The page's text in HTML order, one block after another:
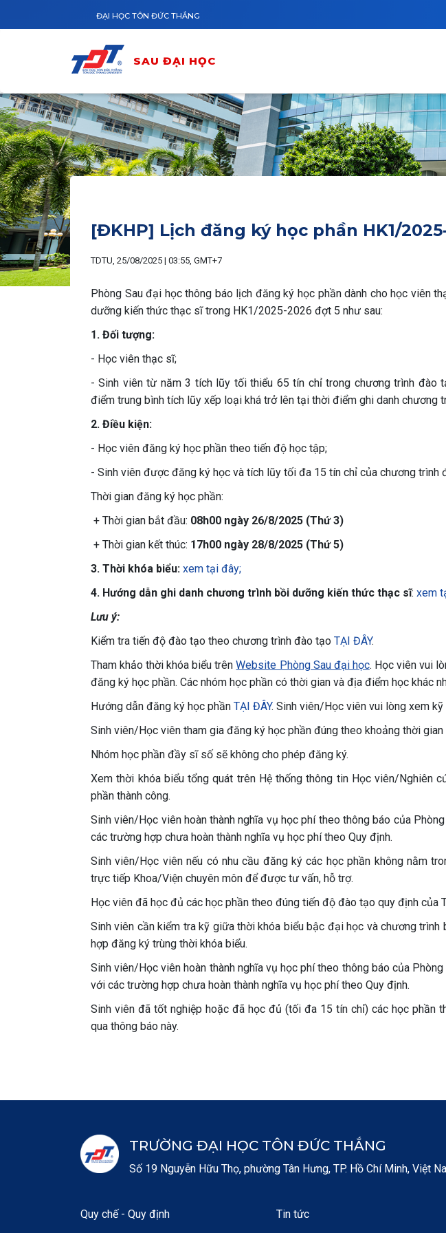
ĐẠI HỌC TÔN ĐỨC THẮNG
SAU ĐẠI HỌC
[ĐKHP] Lịch đăng ký học phần HK1/
TDTU, 25/08/2025 | 03:55, GMT+7
Phòng Sau đại học thông báo lịch đăng ký học phần dành cho học viên
dưỡng kiến thức thạc sĩ trong HK1/2025-2026 đợt 5 như sau:
1. Đối tượng:
- Học viên thạc sĩ;
- Sinh viên từ năm 3 tích lũy tối thiểu 65 tín chỉ trong chương trình đào
điểm trung bình tích lũy xếp loại khá trở lên tại thời điểm ghi danh chương
2. Điều kiện:
- Học viên đăng ký học phần theo tiến độ học tập;
- Sinh viên được đăng ký học và tích lũy tối đa 15 tín chỉ của chương trình
Thời gian đăng ký học phần:
+ Thời gian bắt đầu: 08h00 ngày 26/8/2025 (Thứ 3)
+ Thời gian kết thúc: 17h00 ngày 28/8/2025 (Thứ 5)
3. Thời khóa biểu: xem tại đây;
4. Hướng dẫn ghi danh chương trình bồi dưỡng kiến thức thạc sĩ: xem
Lưu ý:
Kiểm tra tiến độ đào tạo theo chương trình đào tạo TẠI ĐÂY.
Tham khảo thời khóa biểu trênWebsite Phòng Sau đại học. Học viên vui
đăng ký học phần. Các nhóm học phần có thời gian và địa điểm học khác
Hướng dẫn đăng ký học phần TẠI ĐÂY. Sinh viên/Học viên vui lòng xem
Sinh viên/Học viên tham gia đăng ký học phần đúng theo khoảng thời gian
Nhóm học phần đầy sĩ số sẽ không cho phép đăng ký.
Xem thời khóa biểu tổng quát trên Hệ thống thông tin Học viên/Nghiên
phần thành công.
Sinh viên/Học viên hoàn thành nghĩa vụ học phí theo thông báo của
các trường hợp chưa hoàn thành nghĩa vụ học phí theo Quy định.
Sinh viên/Học viên nếu có nhu cầu đăng ký các học phần không nằm
trực tiếp Khoa/Viện chuyên môn để được tư vấn, hỗ trợ.
Học viên đã học đủ các học phần theo đúng tiến độ đào tạo quy định của
Sinh viên cần kiểm tra kỹ giữa thời khóa biểu bậc đại học và chương
hợp đăng ký trùng thời khóa biểu.
Sinh viên/Học viên hoàn thành nghĩa vụ học phí theo thông báo của
với các trường hợp chưa hoàn thành nghĩa vụ học phí theo Quy định.
Sinh viên đã tốt nghiệp hoặc đã học đủ (tối đa 15 tín chỉ) các học phần
qua thông báo này.
TRƯỜNG ĐẠI HỌC TÔN ĐỨC THẮNG
Số 19 Nguyễn Hữu Thọ, phường Tân Hưng, TP. Hồ Chí Minh, Việt
Quy chế - Quy định
Tin tức